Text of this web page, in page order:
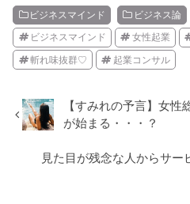
ビジネスマインド ビジネス論
ビジネスマインド 女性起業
斬れ味抜群♡ 起業コンサル
【すみれの予言】女
が始まる・・・？
見た目が残念な人からサー